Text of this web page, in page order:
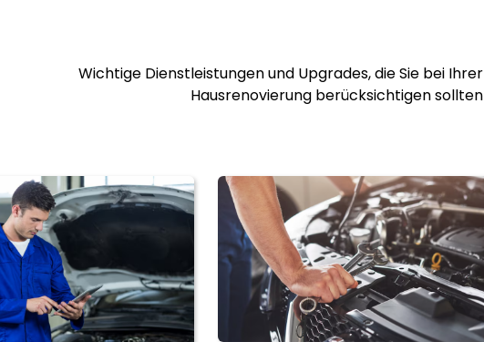
Wichtige Dienstleistungen und Upgrades, die Sie bei Ihrer
Hausrenovierung berücksichtigen sollten